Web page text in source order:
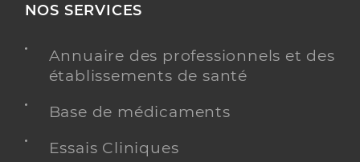
NOS SERVICES
Annuaire des professionnels et des
établissements de santé
Base de médicaments
Essais Cliniques